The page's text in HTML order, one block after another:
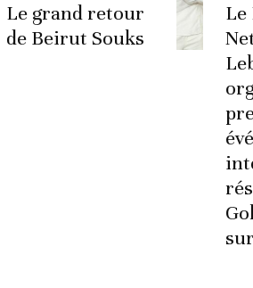
Le grand retour
de Beirut Souks